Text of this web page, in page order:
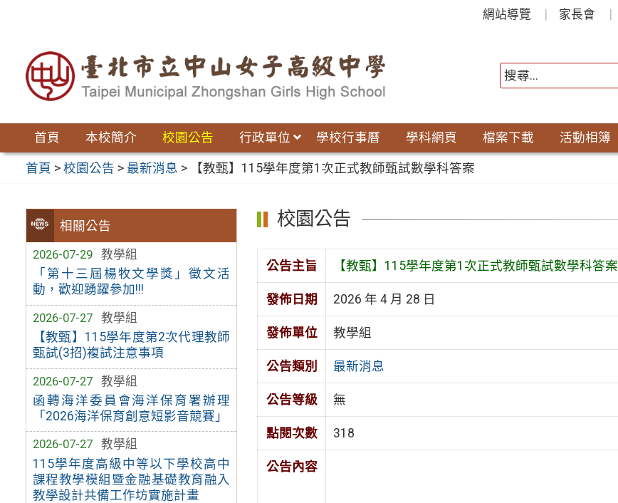
網站導覽 家長會
首頁 本校簡介 校園公告 行政單位 學校行事曆 學科網頁 檔案下載 活動相簿
首頁 >校園公告 > 最新消息 > 【教甄】115學年度第1次正式教師甄試數學科答案
相關公告
2026-07-29
教學組
「第十三屆楊牧文學獎」徵文活
動，歡迎踴躍參加!!!
2026-07-27
教學組
【教甄】115學年度第2次代理教師
甄試(3招)複試注意事項
2026-07-27
教學組
函轉海洋委員會海洋保育署辦理
「2026海洋保育創意短影音競賽」
2026-07-27
教學組
115學年度高級中等以下學校高中
課程教學模組暨金融基礎教育融入
教學設計共備工作坊實施計畫
校園公告
公告主旨 【教甄】115學年度第1次正式教師甄試數學科答案
發佈日期 2026 年 4 月 28 日
發佈單位 教學組
公告類別 最新消息
公告等級 無
點閱次數 318
公告內容